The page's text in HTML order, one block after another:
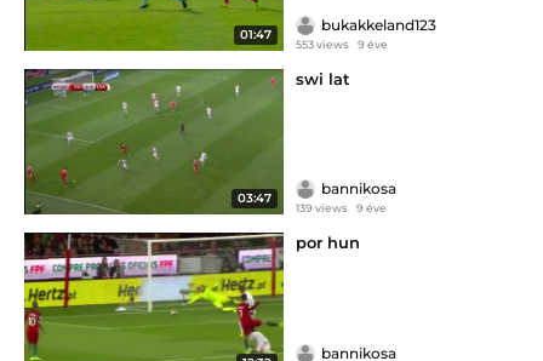
01:47
bukakkeland123
553 views 9 éve
03:47
swi lat
bannikosa
139 views 9 éve
por hun
bannikosa